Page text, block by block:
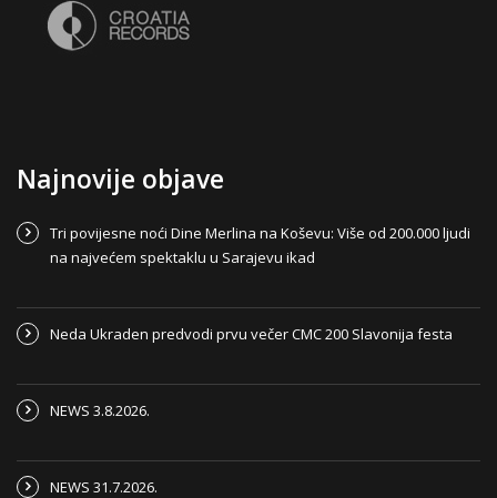
Najnovije objave
Tri povijesne noći Dine Merlina na Koševu: Više od 200.000 ljudi
na najvećem spektaklu u Sarajevu ikad
Neda Ukraden predvodi prvu večer CMC 200 Slavonija festa
NEWS 3.8.2026.
NEWS 31.7.2026.